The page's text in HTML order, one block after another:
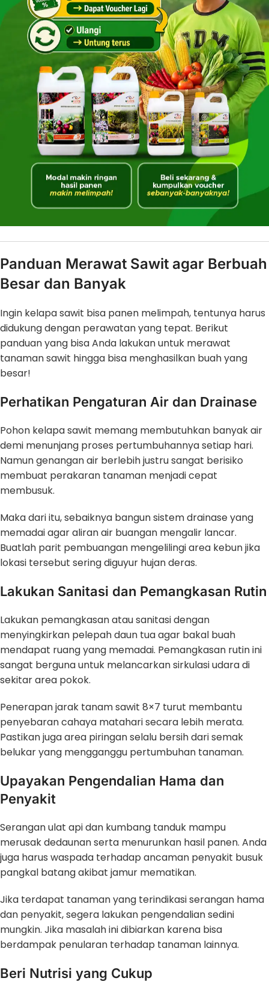
Panduan Merawat Sawit agar Berbuah
Besar dan Banyak
Ingin kelapa sawit bisa panen melimpah, tentunya harus
didukung dengan perawatan yang tepat. Berikut
panduan yang bisa Anda lakukan untuk merawat
tanaman sawit hingga bisa menghasilkan buah yang
besar!
Perhatikan Pengaturan Air dan Drainase
Pohon kelapa sawit memang membutuhkan banyak air
demi menunjang proses pertumbuhannya setiap hari.
Namun genangan air berlebih justru sangat berisiko
membuat perakaran tanaman menjadi cepat
membusuk.
Maka dari itu, sebaiknya bangun sistem drainase yang
memadai agar aliran air buangan mengalir lancar.
Buatlah parit pembuangan mengelilingi area kebun jika
lokasi tersebut sering diguyur hujan deras.
Lakukan Sanitasi dan Pemangkasan Rutin
Lakukan pemangkasan atau sanitasi dengan
menyingkirkan pelepah daun tua agar bakal buah
mendapat ruang yang memadai. Pemangkasan rutin ini
sangat berguna untuk melancarkan sirkulasi udara di
sekitar area pokok.
Penerapan jarak tanam sawit 8×7 turut membantu
penyebaran cahaya matahari secara lebih merata.
Pastikan juga area piringan selalu bersih dari semak
belukar yang mengganggu pertumbuhan tanaman.
Upayakan Pengendalian Hama dan
Penyakit
Serangan ulat api dan kumbang tanduk mampu
merusak dedaunan serta menurunkan hasil panen. Anda
juga harus waspada terhadap ancaman penyakit busuk
pangkal batang akibat jamur mematikan.
Jika terdapat tanaman yang terindikasi serangan hama
dan penyakit, segera lakukan pengendalian sedini
mungkin. Jika masalah ini dibiarkan karena bisa
berdampak penularan terhadap tanaman lainnya.
Beri Nutrisi yang Cukup